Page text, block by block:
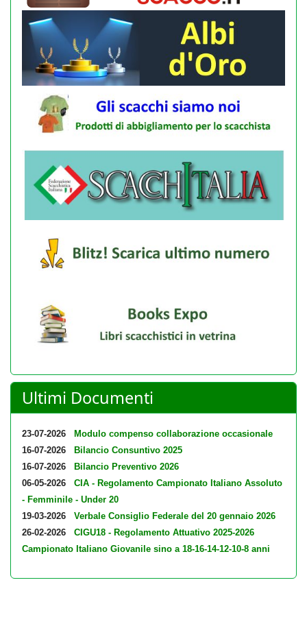
Ultimi Documenti
23-07-2026
Modulo compenso collaborazione occasionale
16-07-2026
Bilancio Consuntivo 2025
16-07-2026
Bilancio Preventivo 2026
06-05-2026
CIA - Regolamento Campionato Italiano Assoluto
- Femminile - Under 20
19-03-2026
Verbale Consiglio Federale del 20 gennaio 2026
26-02-2026
CIGU18 - Regolamento Attuativo 2025-2026
Campionato Italiano Giovanile sino a 18-16-14-12-10-8 anni